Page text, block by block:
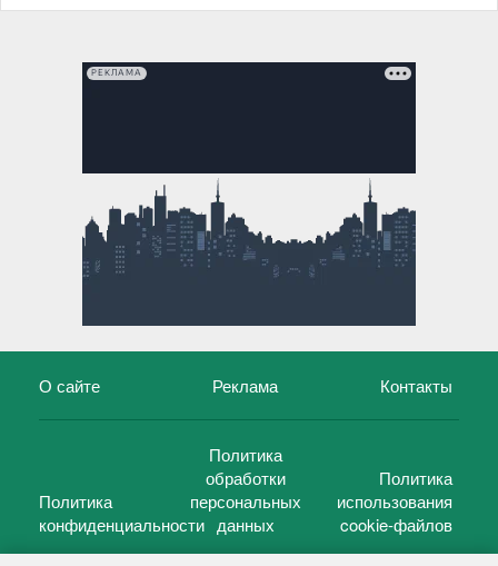
РЕКЛАМА
О сайте Реклама Контакты
Политика
конфиденциальности
Политика
обработки
персональных
данных
Политика
использования
cookie-файлов